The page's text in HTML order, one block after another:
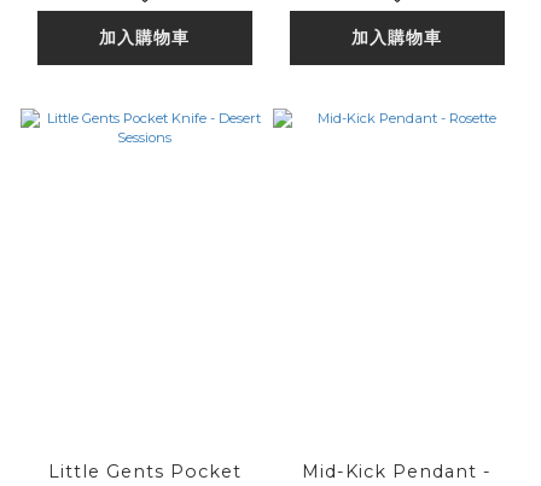
加入購物車 加入購物車
Little Gents Pocket
Mid-Kick Pendant -